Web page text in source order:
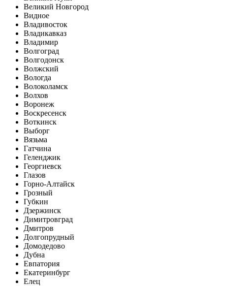
Великий Новгород
Видное
Владивосток
Владикавказ
Владимир
Волгоград
Волгодонск
Волжский
Вологда
Волоколамск
Волхов
Воронеж
Воскресенск
Воткинск
Выборг
Вязьма
Гатчина
Геленджик
Георгиевск
Глазов
Горно-Алтайск
Грозный
Губкин
Дзержинск
Димитровград
Дмитров
Долгопрудный
Домодедово
Дубна
Евпатория
Екатеринбург
Елец